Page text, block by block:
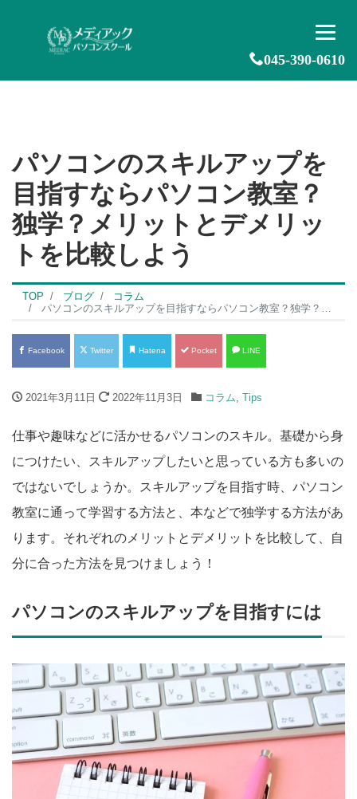
045-390-0610
パソコンのスキルアップを
目指すならパソコン教室？
独学？メリットとデメリッ
トを比較しよう
TOP ブログ
コラム
パソコンのスキルアップを目指すならパソコン教室？独学？メリットとデメリットを比較しよう
Facebook Twitter Hatena Pocket LINE
2021年3月11日 2022年11月3日 コラム, Tips
仕事や趣味などに活かせるパソコンのスキル。基礎から身
につけたい、スキルアップしたいと思っている方も多いの
ではないでしょうか。スキルアップを目指す時、パソコン
教室に通って学習する方法と、本などで独学する方法があ
ります。それぞれのメリットとデメリットを比較して、自
分に合った方法を見つけましょう！
パソコンのスキルアップを目指すには